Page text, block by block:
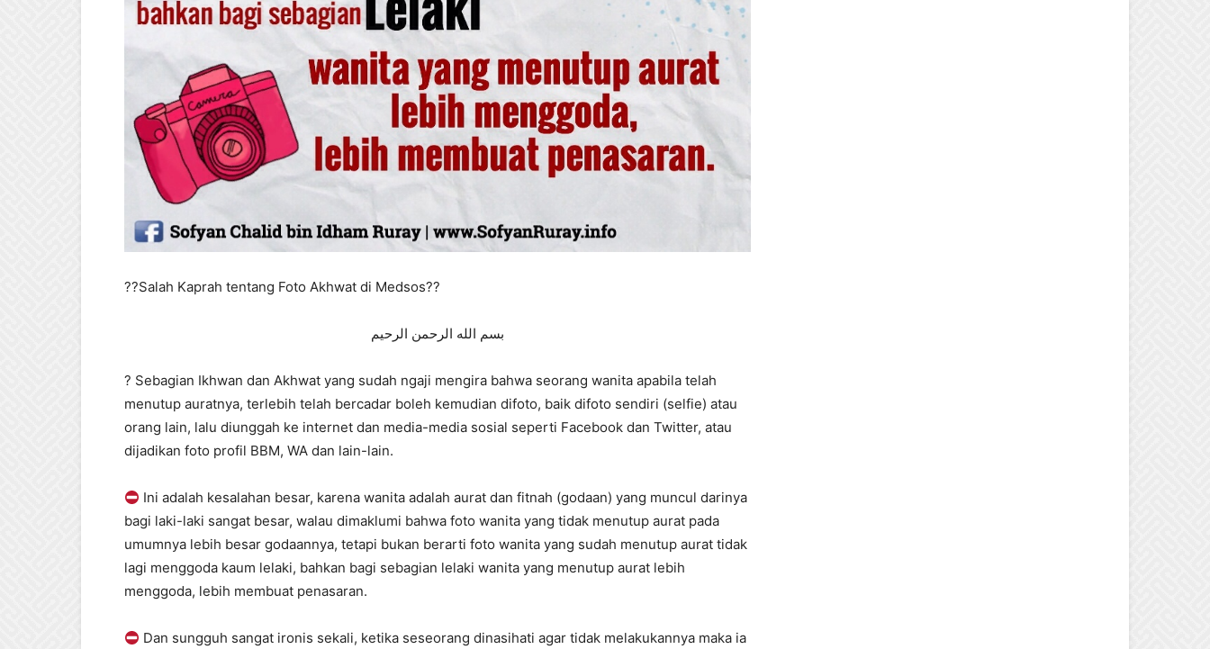
??Salah Kaprah tentang Foto Akhwat di Medsos??
بسم الله الرحمن الرحيم
? Sebagian Ikhwan dan Akhwat yang sudah ngaji mengira bahwa seorang wanita apabila telah
menutup auratnya, terlebih telah bercadar boleh kemudian difoto, baik difoto sendiri (selfie) atau
orang lain, lalu diunggah ke internet dan media-media sosial seperti Facebook dan Twitter, atau
dijadikan foto profil BBM, WA dan lain-lain.
Ini adalah kesalahan besar, karena wanita adalah aurat dan fitnah (godaan) yang muncul darinya
bagi laki-laki sangat besar, walau dimaklumi bahwa foto wanita yang tidak menutup aurat pada
umumnya lebih besar godaannya, tetapi bukan berarti foto wanita yang sudah menutup aurat tidak
lagi menggoda kaum lelaki, bahkan bagi sebagian lelaki wanita yang menutup aurat lebih
menggoda, lebih membuat penasaran.
Dan sungguh sangat ironis sekali, ketika seseorang dinasihati agar tidak melakukannya maka ia